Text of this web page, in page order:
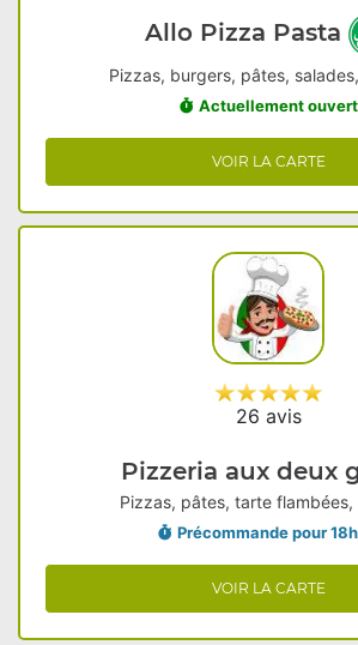
Allo Pizza Pasta
Pizzas, burgers, pâtes,
Actuellement ouvert
VOIR LA CARTE
26 avis
Pizzeria aux deux
Pizzas, pâtes, tarte flambées,
Précommande pour
VOIR LA CARTE